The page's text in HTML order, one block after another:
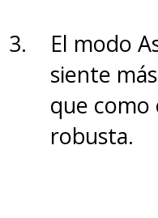
El modo
siente
que como
robusta.